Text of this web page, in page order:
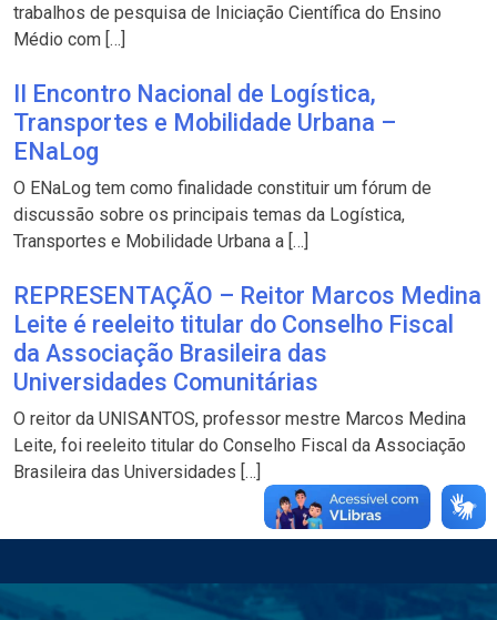
trabalhos de pesquisa de Iniciação Científica do Ensino
Médio com […]
II Encontro Nacional de Logística,
Transportes e Mobilidade Urbana –
ENaLog
O ENaLog tem como finalidade constituir um fórum de
discussão sobre os principais temas da Logística,
Transportes e Mobilidade Urbana a […]
REPRESENTAÇÃO – Reitor Marcos Medina
Leite é reeleito titular do Conselho Fiscal
da Associação Brasileira das
Universidades Comunitárias
O reitor da UNISANTOS, professor mestre Marcos Medina
Leite, foi reeleito titular do Conselho Fiscal da Associação
Brasileira das Universidades […]